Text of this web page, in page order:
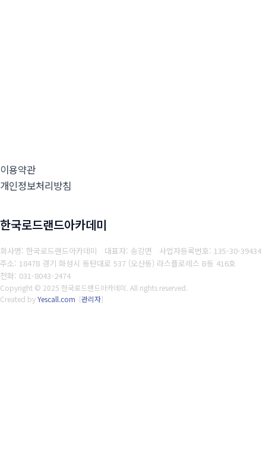
이용약관
개인정보처리방침
한국로드랜드아카데미
회사명: 한국로드랜드아카데미 대표자: 송강면 사업자등록번호: 135-30-39434
주소: 18478 경기 화성시 동탄대로 537 (오산동) 라스플로레스 B동 416호
전화: 031-8043-2474
Copyright © 2025 한국로드랜드아카데미. All rights reserved.
Created byYescall.com [관리자]